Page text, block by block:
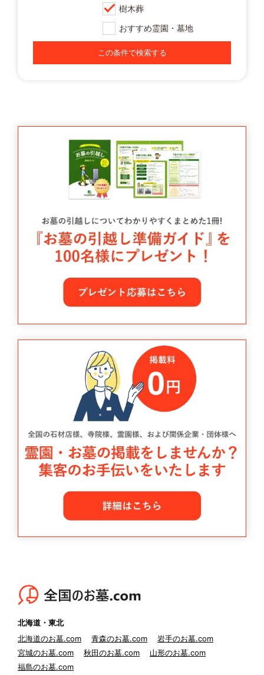
樹木葬
おすすめ霊園・墓地
この条件で検索する
北海道・東北
北海道のお墓.com
青森のお墓.com
岩手のお墓.com
宮城のお墓.com
秋田のお墓.com
山形のお墓.com
福島のお墓.com